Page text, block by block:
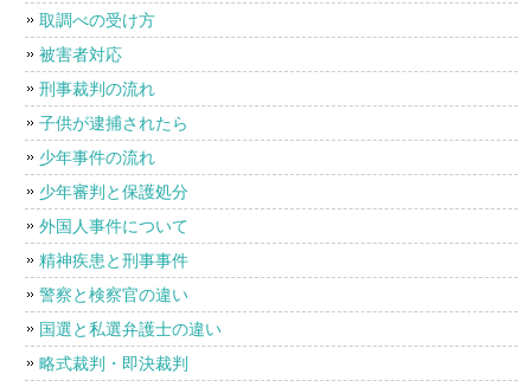
取調べの受け方
被害者対応
刑事裁判の流れ
子供が逮捕されたら
少年事件の流れ
少年審判と保護処分
外国人事件について
精神疾患と刑事事件
警察と検察官の違い
国選と私選弁護士の違い
略式裁判・即決裁判